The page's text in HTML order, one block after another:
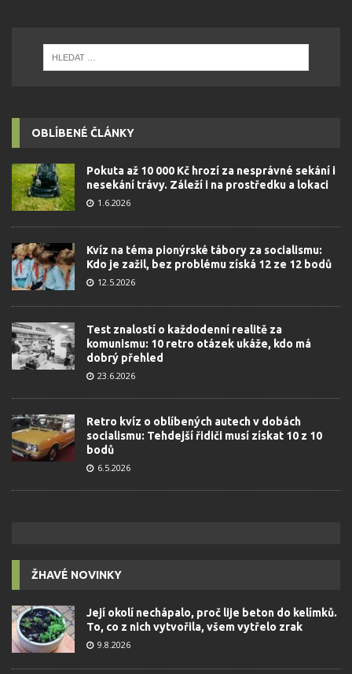
OBLÍBENÉ ČLÁNKY
Pokuta až 10 000 Kč hrozí za nesprávné sekání i
nesekání trávy. Záleží i na prostředku a lokaci
1.6.2026
Kvíz na téma pionýrské tábory za socialismu:
Kdo je zažil, bez problému získá 12 ze 12 bodů
12.5.2026
Test znalostí o každodenní realitě za
komunismu: 10 retro otázek ukáže, kdo má
dobrý přehled
23.6.2026
Retro kvíz o oblíbených autech v dobách
socialismu: Tehdejší řidiči musí získat 10 z 10
bodů
6.5.2026
ŽHAVÉ NOVINKY
Její okolí nechápalo, proč lije beton do kelímků.
To, co z nich vytvořila, všem vytřelo zrak
9.8.2026